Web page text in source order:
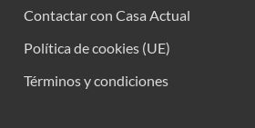
Contactar con Casa Actual
Política de cookies (UE)
Términos y condiciones